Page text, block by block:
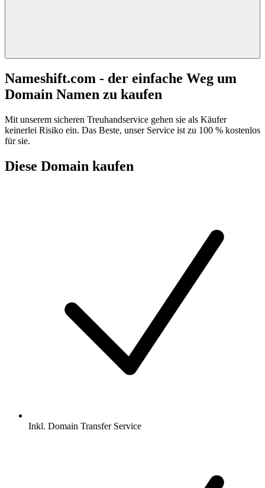
Nameshift.com - der einfache Weg um
Domain Namen zu kaufen
Mit unserem sicheren Treuhandservice gehen sie als Käufer
keinerlei Risiko ein. Das Beste, unser Service ist zu 100 % kostenlos
für sie.
Diese Domain kaufen
Inkl. Domain Transfer Service